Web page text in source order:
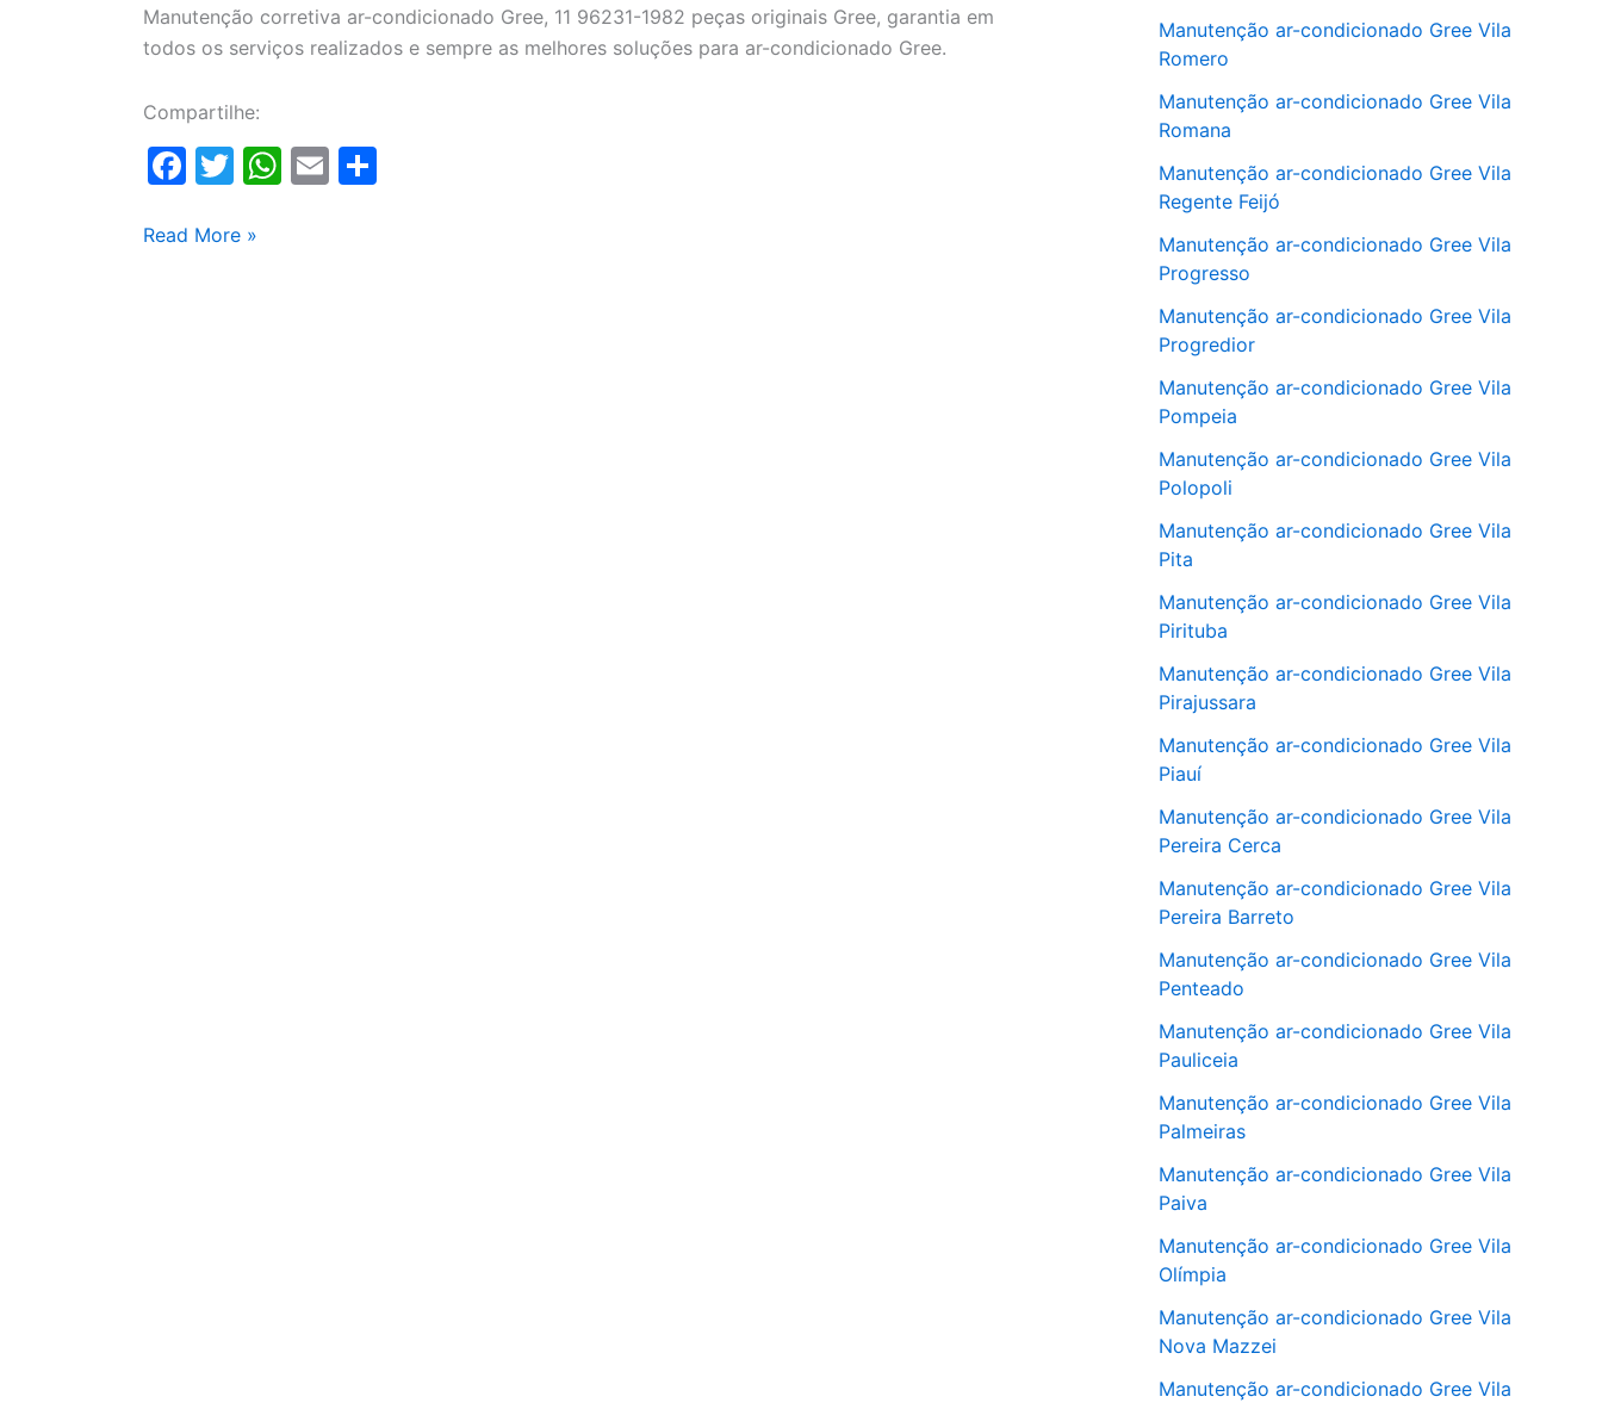
Manutenção corretiva ar-condicionado Gree, 11 96231-1982 peças originais Gree, garantia em
todos os serviços realizados e sempre as melhores soluções para ar-condicionado Gree.
Compartilhe:
F
c
T
itt
W E
Manutenção
Read More »
Manutenção ar-condicionado Gree Vila
Romero
Manutenção ar-condicionado Gree Vila
Romana
Manutenção ar-condicionado Gree Vila
Regente Feijó
Manutenção ar-condicionado Gree Vila
Progresso
Manutenção ar-condicionado Gree Vila
Progredior
Manutenção ar-condicionado Gree Vila
Pompeia
Manutenção ar-condicionado Gree Vila
Polopoli
Manutenção ar-condicionado Gree Vila
Pita
Manutenção ar-condicionado Gree Vila
Pirituba
Manutenção ar-condicionado Gree Vila
Pirajussara
Manutenção ar-condicionado Gree Vila
Piauí
Manutenção ar-condicionado Gree Vila
Pereira Cerca
Manutenção ar-condicionado Gree Vila
Pereira Barreto
Manutenção ar-condicionado Gree Vila
Penteado
Manutenção ar-condicionado Gree Vila
Pauliceia
Manutenção ar-condicionado Gree Vila
Palmeiras
Manutenção ar-condicionado Gree Vila
Paiva
Manutenção ar-condicionado Gree Vila
Olímpia
Manutenção ar-condicionado Gree Vila
Nova Mazzei
Manutenção ar-condicionado Gree Vila